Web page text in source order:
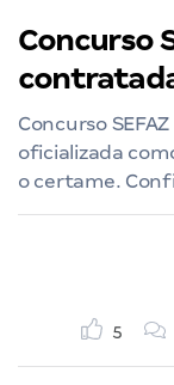
Concurso
Concurso
oficializada
o certame.
5